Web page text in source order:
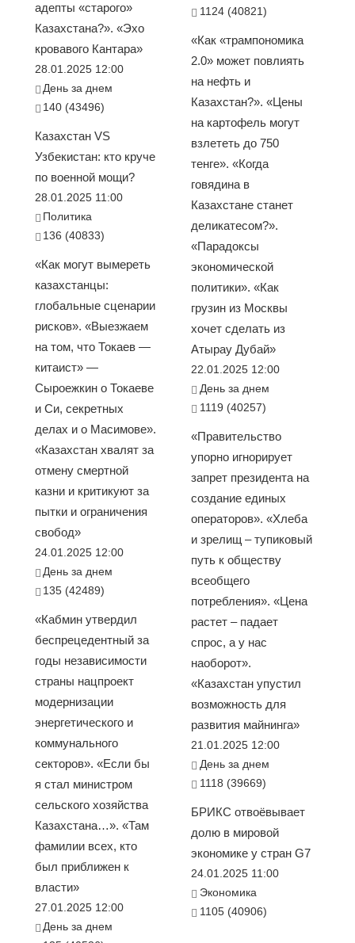
адепты «старого»
Казахстана?». «Эхо
кровавого Кантара»
28.01.2025 12:00
День за днем
140 (43496)
Казахстан VS
Узбекистан: кто круче
по военной мощи?
28.01.2025 11:00
Политика
136 (40833)
«Как могут вымереть
казахстанцы:
глобальные сценарии
рисков». «Выезжаем
на том, что Токаев —
китаист» —
Сыроежкин о Токаеве
и Си, секретных
делах и о Масимове».
«Казахстан хвалят за
отмену смертной
казни и критикуют за
пытки и ограничения
свобод»
24.01.2025 12:00
День за днем
135 (42489)
«Кабмин утвердил
беспрецедентный за
годы независимости
страны нацпроект
модернизации
энергетического и
коммунального
секторов». «Если бы
я стал министром
сельского хозяйства
Казахстана…». «Там
фамилии всех, кто
был приближен к
власти»
27.01.2025 12:00
День за днем
1124 (40821)
«Как «трампономика
2.0» может повлиять
на нефть и
Казахстан?». «Цены
на картофель могут
взлететь до 750
тенге». «Когда
говядина в
Казахстане станет
деликатесом?».
«Парадоксы
экономической
политики». «Как
грузин из Москвы
хочет сделать из
Атырау Дубай»
22.01.2025 12:00
День за днем
1119 (40257)
«Правительство
упорно игнорирует
запрет президента на
создание единых
операторов». «Хлеба
и зрелищ – тупиковый
путь к обществу
всеобщего
потребления». «Цена
растет – падает
спрос, а у нас
наоборот».
«Казахстан упустил
возможность для
развития майнинга»
21.01.2025 12:00
День за днем
1118 (39669)
БРИКС отвоёвывает
долю в мировой
экономике у стран G7
24.01.2025 11:00
Экономика
1105 (40906)